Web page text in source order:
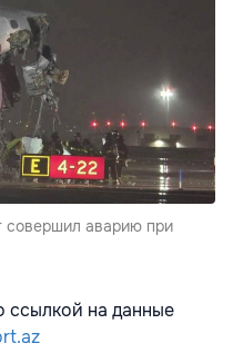
совершил аварию при
ссылкой на данные